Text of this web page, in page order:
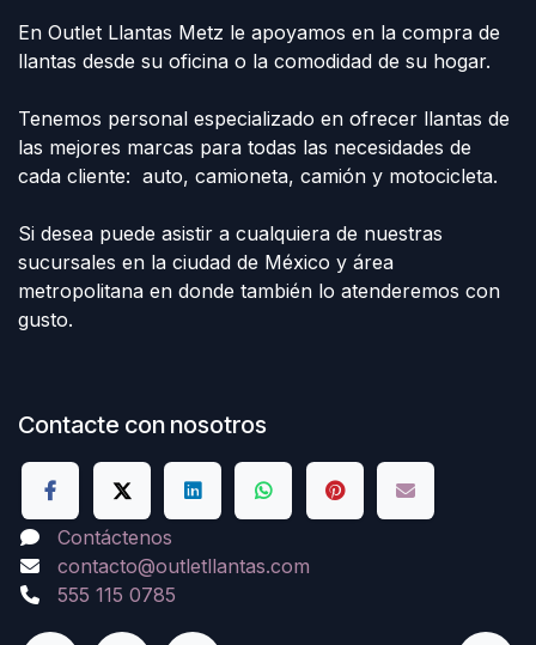
En Outlet Llantas Metz le apoyamos en la compra de
llantas desde su oficina o la comodidad de su hogar.
Tenemos personal especializado en ofrecer llantas de
las mejores marcas para todas las necesidades de
cada cliente: auto, camioneta, camión y motocicleta.
Si desea puede asistir a cualquiera de nuestras
sucursales en la ciudad de México y área
metropolitana en donde también lo atenderemos con
gusto.
Contacte con nosotros
Contáctenos
contacto@outletllantas.com
555 115 0785